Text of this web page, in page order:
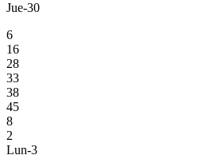
Jue-30
6
16
28
33
38
45
8
2
Lun-3